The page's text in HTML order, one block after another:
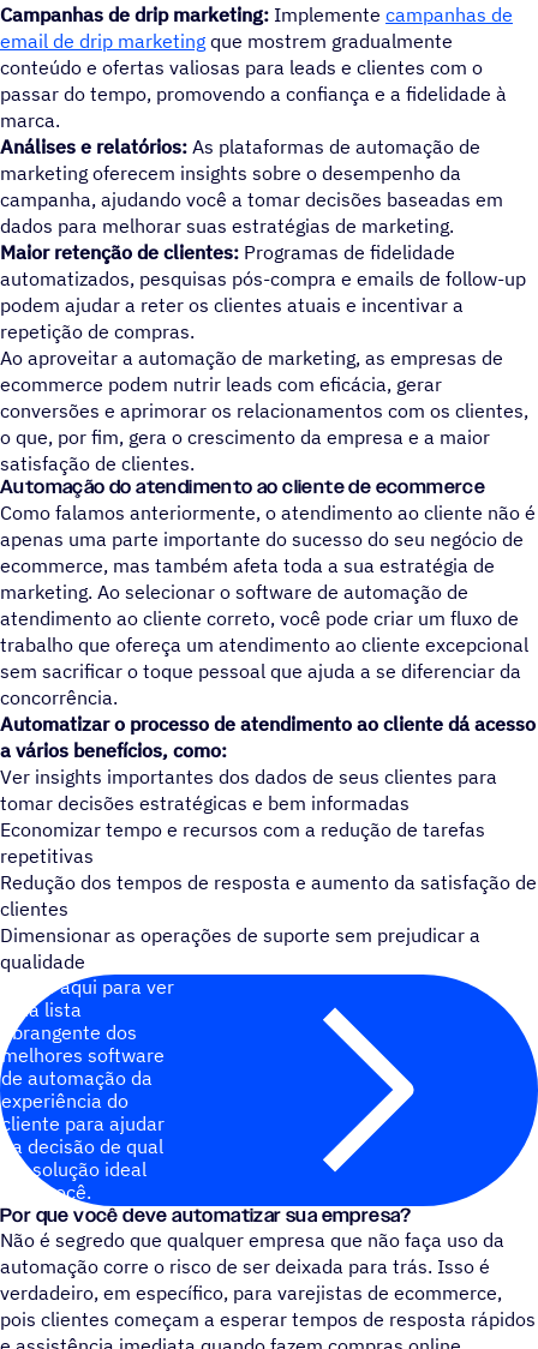
Campanhas de drip marketing: Implemente campanhas de
email de drip marketing que mostrem gradualmente
conteúdo e ofertas valiosas para leads e clientes com o
passar do tempo, promovendo a confiança e a fidelidade à
marca.
Análises e relatórios: As plataformas de automação de
marketing oferecem insights sobre o desempenho da
campanha, ajudando você a tomar decisões baseadas em
dados para melhorar suas estratégias de marketing.
Maior retenção de clientes: Programas de fidelidade
automatizados, pesquisas pós-compra e emails de follow-up
podem ajudar a reter os clientes atuais e incentivar a
repetição de compras.
Ao aproveitar a automação de marketing, as empresas de
ecommerce podem nutrir leads com eficácia, gerar
conversões e aprimorar os relacionamentos com os clientes,
o que, por fim, gera o crescimento da empresa e a maior
satisfação de clientes.
Automação do atendimento ao cliente de ecommerce
Como falamos anteriormente, o atendimento ao cliente não é
apenas uma parte importante do sucesso do seu negócio de
ecommerce, mas também afeta toda a sua estratégia de
marketing. Ao selecionar o software de automação de
atendimento ao cliente correto, você pode criar um fluxo de
trabalho que ofereça um atendimento ao cliente excepcional
sem sacrificar o toque pessoal que ajuda a se diferenciar da
concorrência.
Automatizar o processo de atendimento ao cliente dá acesso
a vários benefícios, como:
Ver insights importantes dos dados de seus clientes para
tomar decisões estratégicas e bem informadas
Economizar tempo e recursos com a redução de tarefas
repetitivas
Redução dos tempos de resposta e aumento da satisfação de
clientes
Dimensionar as operações de suporte sem prejudicar a
qualidade
Clique aqui para ver
uma lista
abrangente dos
melhores software
de automação da
experiência do
cliente para ajudar
na decisão de qual
é a solução ideal
para você.
Por que você deve automatizar sua empresa?
Não é segredo que qualquer empresa que não faça uso da
automação corre o risco de ser deixada para trás. Isso é
verdadeiro, em específico, para varejistas de ecommerce,
pois clientes começam a esperar tempos de resposta rápidos